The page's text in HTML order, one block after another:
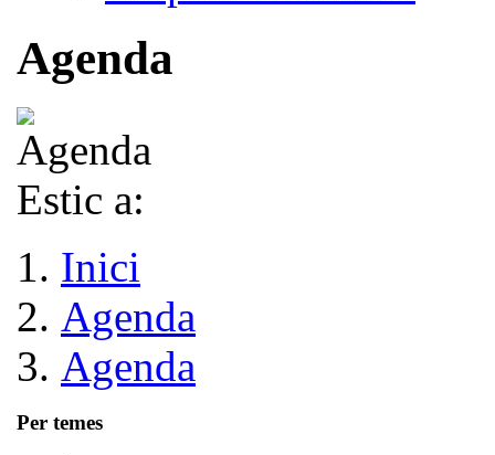
Agenda
Estic a:
Inici
Agenda
Agenda
Per temes